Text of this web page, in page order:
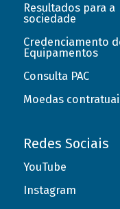
Resultados para a
sociedade
Credenciamento
Equipamentos
Consulta PAC
Moedas
Redes Sociais
YouTube
Instagram